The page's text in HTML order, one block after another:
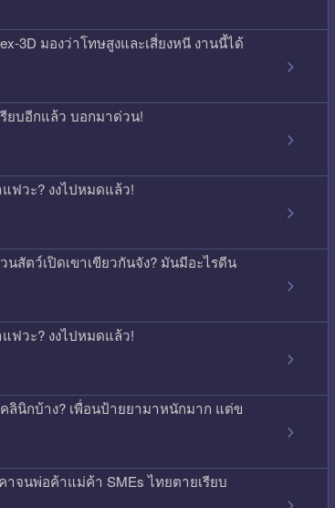
3D มองว่าโทษสูงและเสี่ยงหนี งานนี้ได้
ยบอีกแล้ว บอกมาด่วน!
ฟวะ? งงไปหมดแล้ว!
สัตว์เปิดเขาเขียวกันจัง? มันมีอะไรดีน
ฟวะ? งงไปหมดแล้ว!
ลินิกบ้าง? เพื่อนป้ายยามาหนักมาก แต่ข
จนพ่อค้าแม่ค้า SMEs ไทยตายเรียบ